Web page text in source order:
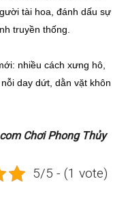
tài hoa, đánh dấu sự
truyền thống.
nhiều cách xưng hô,
day dứt, dằn vặt khôn
Chơi Phong Thủy
5/5 - (1 vote)